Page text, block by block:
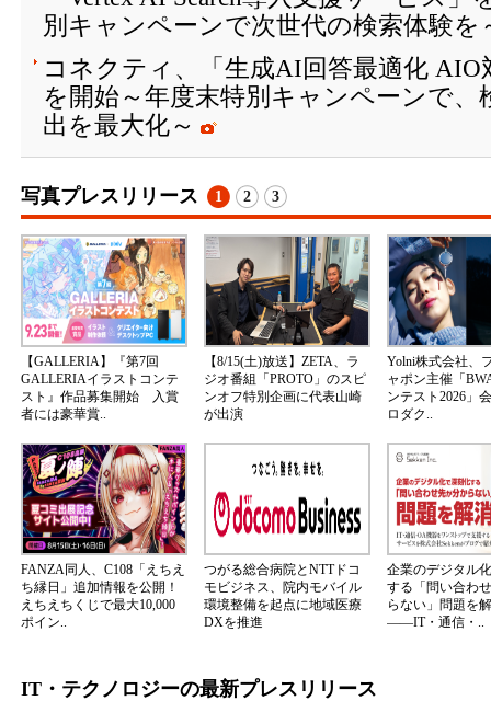
別キャンペーンで次世代の検索体験を
コネクティ、「生成AI回答最適化 AIO
を開始～年度末特別キャンペーンで、
出を最大化～
写真プレスリリース 1 2 3
【GALLERIA】『第7回
GALLERIAイラストコンテ
スト』作品募集開始 入賞
者には豪華賞..
【8/15(土)放送】ZETA、ラ
ジオ番組「PROTO」のスピ
ンオフ特別企画に代表山崎
が出演
Yolni株式会社、
ャポン主催「
ンテスト2026」
ロダク..
FANZA同人、C108「えちえ
ち縁日」追加情報を公開！
えちえちくじで最大10,000
ポイン..
つがる総合病院とNTTドコ
モビジネス、院内モバイル
環境整備を起点に地域医療
DXを推進
企業のデジタル
する「問い合わ
らない」問題を
――IT・通信・..
IT・テクノロジーの最新プレスリリース